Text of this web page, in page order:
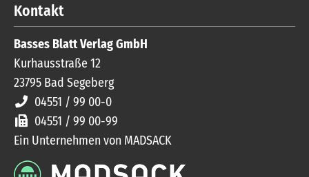
Kontakt
Basses Blatt Verlag GmbH
Kurhausstraße 12
23795 Bad Segeberg
04551 / 99 00-0
04551 / 99 00-99
Ein Unternehmen von MADSACK